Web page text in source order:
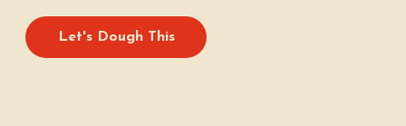
Let's Dough This